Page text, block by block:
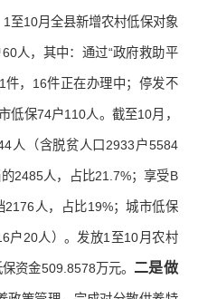
至10月全县新增农村低保对象
人，其中：通过“政府救助平
件，16件正在办理中；停发不
低保74户110人。截至10月，
人（含脱贫人口2933户5584
2485人，占比21.7%；享受B
人，占比19%；城市低保
户20人）。发放1至10月农村
资金509.8578万元。 二是做